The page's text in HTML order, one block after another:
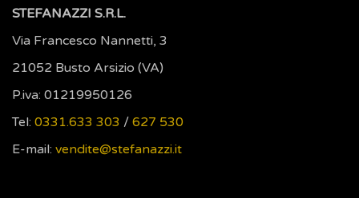
STEFANAZZI S.R.L.
Via Francesco Nannetti, 3
21052 Busto Arsizio (VA)
P.iva: 01219950126
Tel: 0331.633 303 / 627 530
E-mail: vendite@stefanazzi.it